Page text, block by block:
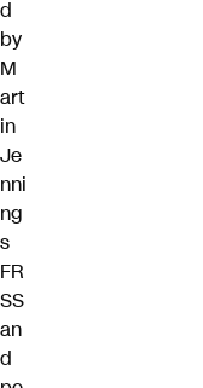
d
by
M
art
in
Je
nni
ng
s
FR
SS
an
d